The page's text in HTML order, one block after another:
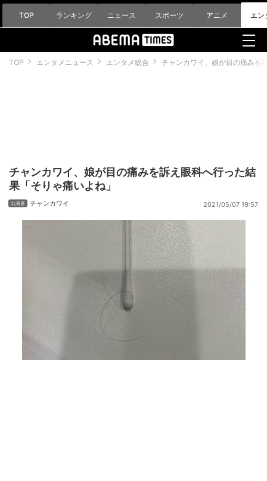
TOP ランキング ニュース スポーツ アニメ エン
TOP エンタメニュース エンタメ総合 チャンカワイ、娘が目の痛みを
チャンカワイ、娘が目の痛みを訴え眼科へ行った結
果「そりゃ痛いよね」
チャンカワイ 2021/05/07 19:57